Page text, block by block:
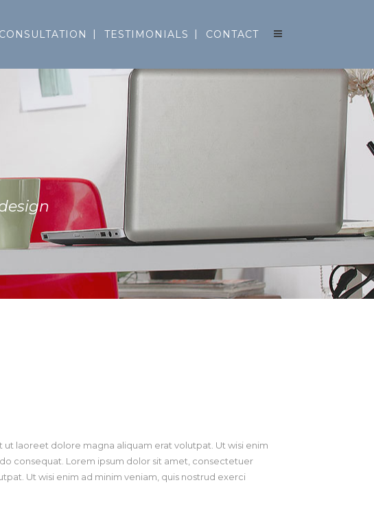
CONSULTATION TESTIMONIALS CONTACT
laoreet dolore magna aliquam erat volutpat. Ut wisi enim
consequat. Lorem ipsum dolor sit amet, consectetuer
Ut wisi enim ad minim veniam, quis nostrud exerci